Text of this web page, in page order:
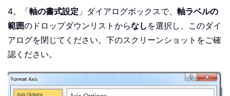
4。「軸の書式設定 」ダイアログボックスで、 軸ラベルの
範囲のドロップダウンリストからなし を選択し、このダイ
アログを閉じてください。下のスクリーンショットをご確
認ください。